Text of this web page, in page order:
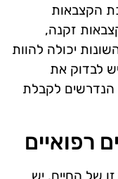
הקצבאות
זקנה,
יכולה להוות
לבדוק את
הנדרשים לקבלת
רפואיים